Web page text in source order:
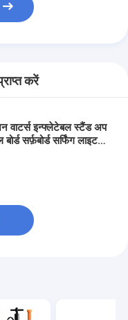
करें
वाटर्स इन्फ्लेटेबल स्टैंड अप
सर्फ़बोर्ड सर्फिंग लाइट